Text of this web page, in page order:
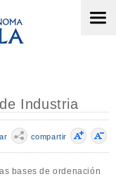
Industria
compartir
bases de ordenación